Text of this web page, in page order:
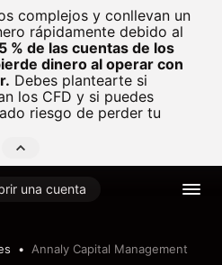
complejos y conllevan un
rápidamente debido al
% de las cuentas de los
dinero al operar con
Debes plantearte si
los CFD y si puedes
riesgo de perder tu
una cuenta
Annaly Capital Management